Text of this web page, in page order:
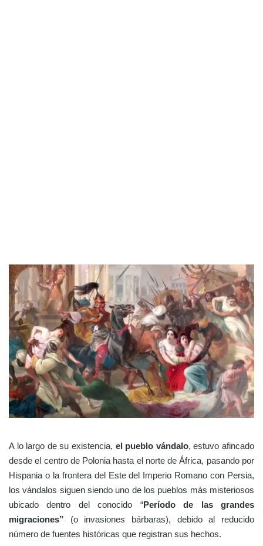
A lo largo de su existencia, el pueblo vándalo, estuvo afincado
desde el centro de Polonia hasta el norte de África, pasando por
Hispania o la frontera del Este del Imperio Romano con Persia,
los vándalos siguen siendo uno de los pueblos más misteriosos
ubicado dentro del conocido “Período de las grandes
migraciones” (o invasiones bárbaras), debido al reducido
número de fuentes históricas que registran sus hechos.